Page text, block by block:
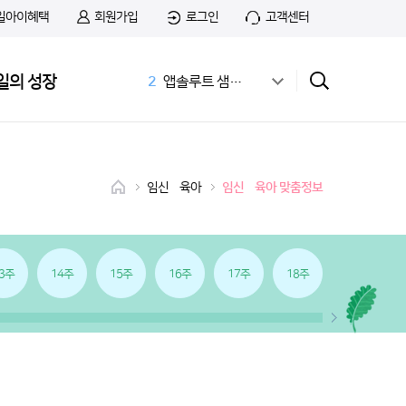
아이혜택 회원가입 로그인 고객센터
의 성장
2
앱솔루트 샘플신청
7 01:14 03:01
9 첫우유
10
36개월 아기 발달
임신•육아 임신•육아 맞춤정보
주 14주 15주 16주 17주 18주